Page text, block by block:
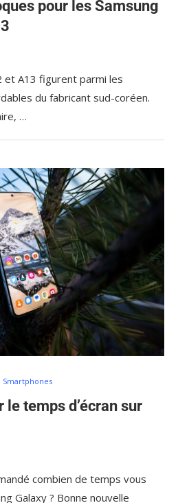
pour les Samsung
et A13 figurent parmi les
du fabricant sud-coréen.
…
Smartphones
temps d’écran sur
combien de temps vous
Galaxy ? Bonne nouvelle